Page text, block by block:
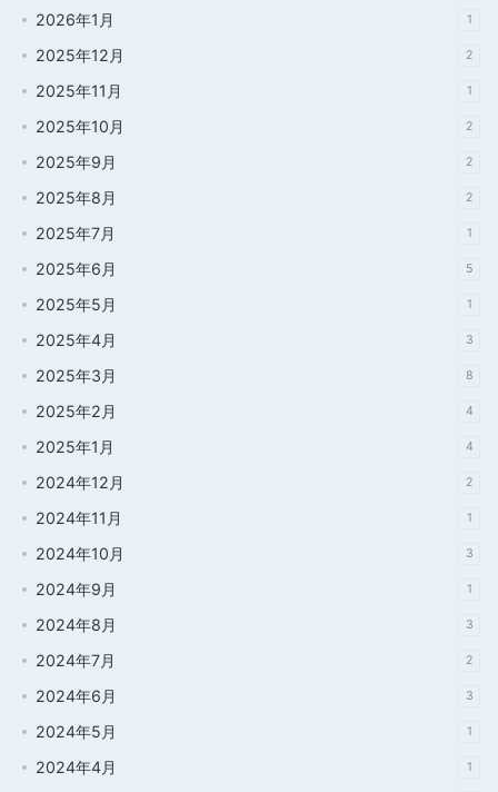
2026年1月 1
2025年12月 2
2025年11月 1
2025年10月 2
2025年9月 2
2025年8月 2
2025年7月 1
2025年6月 5
2025年5月 1
2025年4月 3
2025年3月 8
2025年2月 4
2025年1月 4
2024年12月 2
2024年11月 1
2024年10月 3
2024年9月 1
2024年8月 3
2024年7月 2
2024年6月 3
2024年5月 1
2024年4月 1